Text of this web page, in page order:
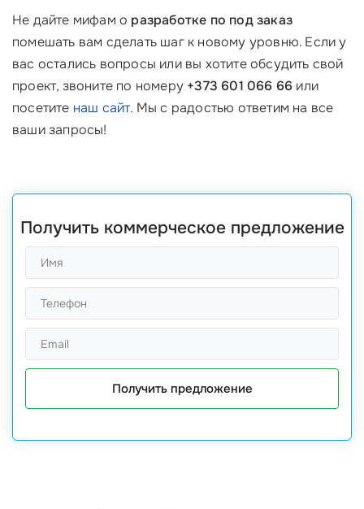
Не дайте мифам о разработке по под заказ
помешать вам сделать шаг к новому уровню. Если у
вас остались вопросы или вы хотите обсудить свой
проект, звоните по номеру +373 601 066 66 или
посетите наш сайт. Мы с радостью ответим на все
ваши запросы!
Получить коммерческое предложение
Получить предложение